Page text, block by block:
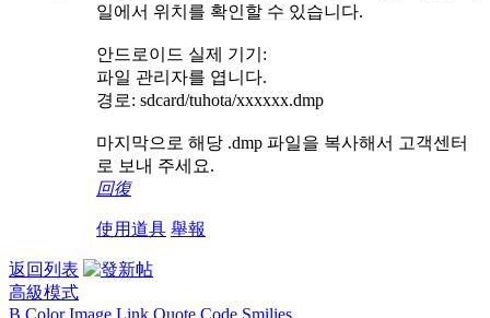
일에서 위치를 확인할 수 있습니다.
안드로이드 실제 기기:
파일 관리자를 엽니다.
경로: sdcard/tuhota/xxxxxx.dmp
마지막으로 해당 .dmp 파일을 복사해서 고객센터
로 보내 주세요.
回復
使用道具 舉報
返回列表
高級模式